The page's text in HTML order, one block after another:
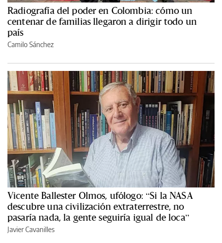
Radiografía del poder en Colombia: cómo un
centenar de familias llegaron a dirigir todo un
país
Camilo Sánchez
Vicente Ballester Olmos, ufólogo: “Si la NASA
descubre una civilización extraterrestre, no
pasaría nada, la gente seguiría igual de loca”
Javier Cavanilles